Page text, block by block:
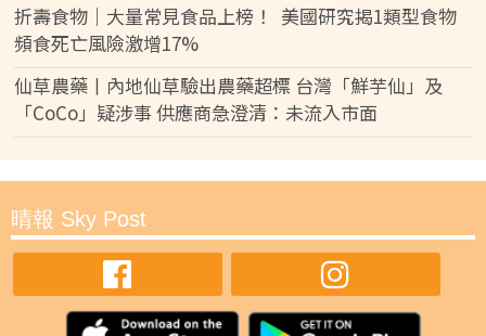
折壽食物｜大量常見食品上榜！ 美國研究揭1類型食物
頻食死亡風險激增17%
仙草農藥丨內地仙草驗出農藥超標 台灣「鮮芋仙」及
「CoCo」疑涉事 供應商急澄清：未流入市面
晴報 Sky Post